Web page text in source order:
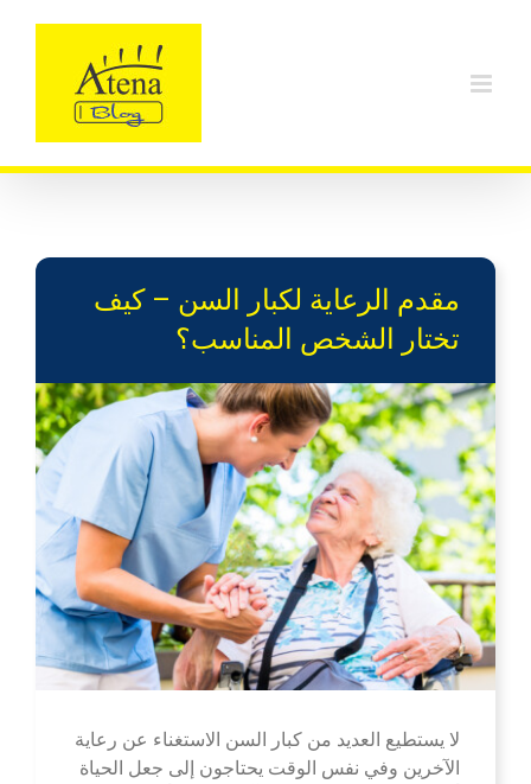
content
مقدم الرعاية لكبار السن – كيف
تختار الشخص المناسب؟
لا يستطيع العديد من كبار السن الاستغناء عن رعاية
الآخرين وفي نفس الوقت يحتاجون إلى جعل الحياة